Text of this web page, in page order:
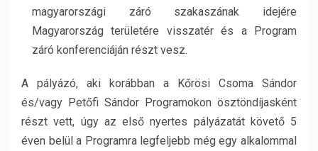
magyarországi záró szakaszának idejére
Magyarország területére visszatér és a Program
záró konferenciáján részt vesz.
A pályázó, aki korábban a Kőrösi Csoma Sándor
és/vagy Petőfi Sándor Programokon ösztöndíjasként
részt vett, úgy az első nyertes pályázatát követő 5
éven belül a Programra legfeljebb még egy alkalommal